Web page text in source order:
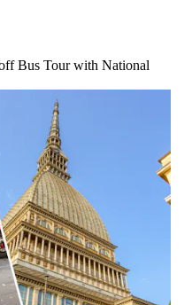
Bus Tour with National